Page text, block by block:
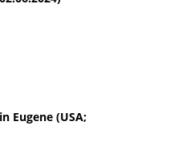
Eugene (USA;